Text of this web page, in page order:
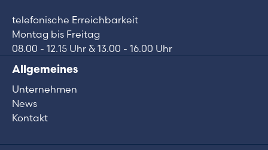
telefonische Erreichbarkeit
Montag bis Freitag
08.00 - 12.15 Uhr & 13.00 - 16.00 Uhr
Allgemeines
Unternehmen
News
Kontakt